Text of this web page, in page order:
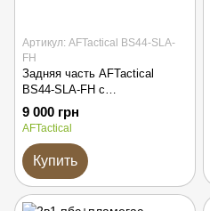
Артикул: AFTactical BS44-SLA-
FH
Задняя часть AFTactical
BS44-SLA-FH с
быстросъёмным креплением
SLA и пламегасителем
9 000 грн
AFTactical
Купить